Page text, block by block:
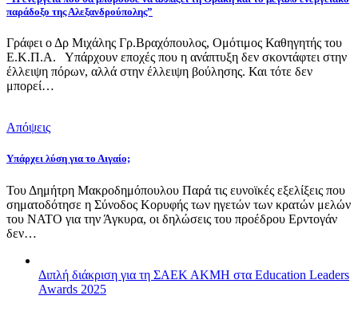
παράδοξο της Αλεξανδρούπολης”
Γράφει ο Δρ Μιχάλης Γρ.Βραχόπουλος, Ομότιμος Καθηγητής του
Ε.Κ.Π.Α. Υπάρχουν εποχές που η ανάπτυξη δεν σκοντάφτει στην
έλλειψη πόρων, αλλά στην έλλειψη βούλησης. Και τότε δεν
μπορεί…
Απόψεις
Υπάρχει λύση για το Αιγαίο;
Του Δημήτρη Μακροδημόπουλου Παρά τις ευνοϊκές εξελίξεις που
σηματοδότησε η Σύνοδος Κορυφής των ηγετών των κρατών μελών
του ΝΑΤΟ για την Άγκυρα, οι δηλώσεις του προέδρου Ερντογάν
δεν…
Διπλή διάκριση για τη ΣΑΕΚ ΑΚΜΗ στα Education Leaders
Awards 2025